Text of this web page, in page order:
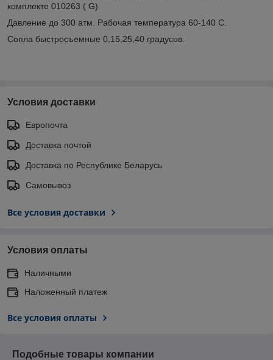
комплекте 010263 ( G)
Давление до 300 атм. Рабочая температура 60-140 С.
Сопла быстросъемные 0,15,25,40 градусов.
Условия доставки
Европочта
Доставка почтой
Доставка по Республике Беларусь
Самовывоз
Все условия доставки
Условия оплаты
Наличными
Наложенный платеж
Все условия оплаты
Подобные товары компании